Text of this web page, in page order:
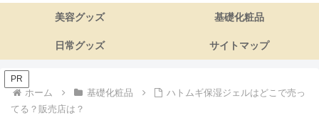
美容グッズ 基礎化粧品
日常グッズ サイトマップ
ホーム 基礎化粧品
ハトムギ保湿ジェルはどこで売っ
てる？販売店は？
PR